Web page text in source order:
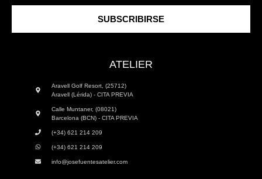
SUBSCRIBIRSE
ATELIER
Aravell Golf Resort, (25712)
Aravell (Lérida) - CITA PREVIA
Calle Muntaner, (08021)
Barcelona (BCN) - CITA PREVIA
(+34) 621 214 209
(+34) 621 214 209
info@josefuentesatelier.com